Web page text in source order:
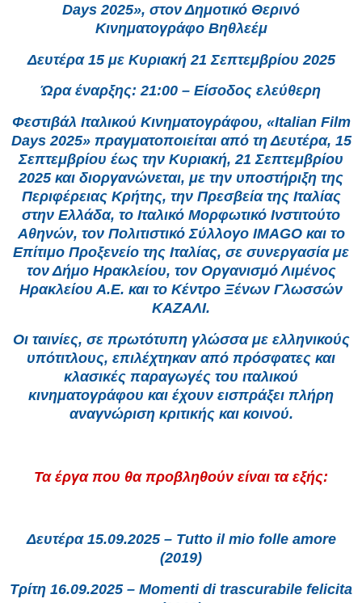
Days 2025», στον Δημοτικό Θερινό
Κινηματογράφο Βηθλεέμ
Δευτέρα 15 με Κυριακή 21 Σεπτεμβρίου 2025
Ώρα έναρξης: 21:00 – Είσοδος ελεύθερη
Φεστιβάλ Ιταλικού Κινηματογράφου, «Italian Film
Days 2025» πραγματοποιείται από τη Δευτέρα, 15
Σεπτεμβρίου έως την Κυριακή, 21 Σεπτεμβρίου
2025 και διοργανώνεται, με την υποστήριξη της
Περιφέρειας Κρήτης, την Πρεσβεία της Ιταλίας
στην Ελλάδα, το Ιταλικό Μορφωτικό Ινστιτούτο
Αθηνών, τον Πολιτιστικό Σύλλογο IMAGO και το
Επίτιμο Προξενείο της Ιταλίας, σε συνεργασία με
τον Δήμο Ηρακλείου, τον Οργανισμό Λιμένος
Ηρακλείου Α.Ε. και το Κέντρο Ξένων Γλωσσών
ΚΑΖΑΛΙ.
Οι ταινίες, σε πρωτότυπη γλώσσα με ελληνικούς
υπότιτλους, επιλέχτηκαν από πρόσφατες και
κλασικές παραγωγές του ιταλικού
κινηματογράφου και έχουν εισπράξει πλήρη
αναγνώριση κριτικής και κοινού.
Τα έργα που θα προβληθούν είναι τα εξής:
Δευτέρα 15.09.2025 – Tutto il mio folle amore
(2019)
Τρίτη 16.09.2025 – Momenti di trascurabile felicita